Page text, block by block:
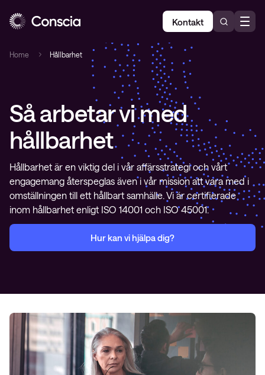
Kontakt
Home Hållbarhet
Så arbetar vi med
hållbarhet
Hållbarhet är en viktig del i vår affärsstrategi och vårt
engagemang återspeglas även i vår mission att vara med i
omställningen till ett hållbart samhälle. Vi är certifierade
inom hållbarhet enligt ISO 14001 och ISO 45001.
Hur kan vi hjälpa dig?